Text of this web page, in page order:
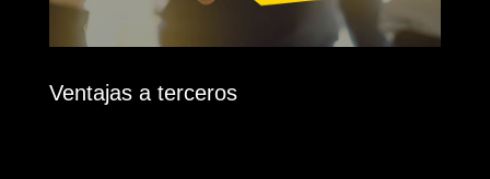
Ventajas a terceros